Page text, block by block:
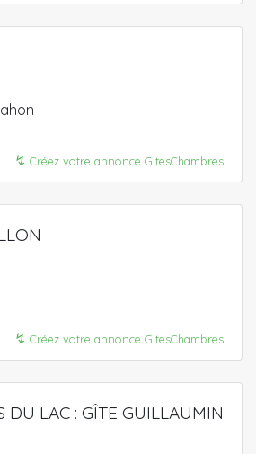
↯ Créez votre annonce GitesChambres
↯ Créez votre annonce GitesChambres
DU LAC : GÎTE GUILLAUMIN